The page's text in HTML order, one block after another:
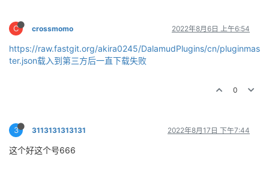
C crossmomo 2022年8月6日 上午6:54
https://raw.fastgit.org/akira0245/DalamudPlugins/cn/pluginmas
ter.json载入到第三方后一直下载失败
0
3 3113131313131 2022年8月17日 下午7:44
这个好这个号666